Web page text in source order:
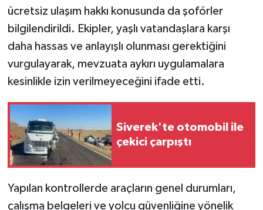
ücretsiz ulaşım hakkı konusunda da şoförler
bilgilendirildi. Ekipler, yaşlı vatandaşlara karşı
daha hassas ve anlayışlı olunması gerektiğini
vurgulayarak, mevzuata aykırı uygulamalara
kesinlikle izin verilmeyeceğini ifade etti.
Siverek'te otomobil ile
çekici çarpıştı
Yapılan kontrollerde araçların genel durumları,
çalışma belgeleri ve yolcu güvenliğine yönelik